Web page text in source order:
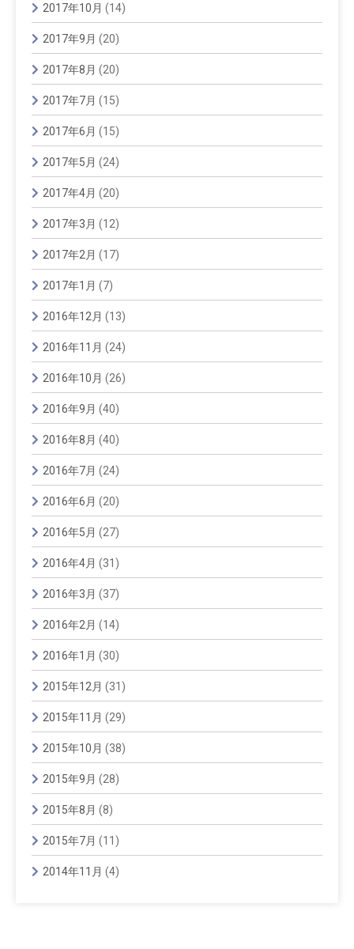
2017年10月 (14)
2017年9月 (20)
2017年8月 (20)
2017年7月 (15)
2017年6月 (15)
2017年5月 (24)
2017年4月 (20)
2017年3月 (12)
2017年2月 (17)
2017年1月 (7)
2016年12月 (13)
2016年11月 (24)
2016年10月 (26)
2016年9月 (40)
2016年8月 (40)
2016年7月 (24)
2016年6月 (20)
2016年5月 (27)
2016年4月 (31)
2016年3月 (37)
2016年2月 (14)
2016年1月 (30)
2015年12月 (31)
2015年11月 (29)
2015年10月 (38)
2015年9月 (28)
2015年8月 (8)
2015年7月 (11)
2014年11月 (4)